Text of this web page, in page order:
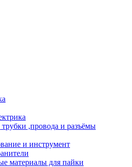
,провода и разъёмы
и инструмент
материалы для пайки